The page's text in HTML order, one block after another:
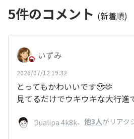
5件のコメント (新着順)
いずみ
2026/07/12 19:32
とってもかわいいです🥹🫶
見てるだけでウキウキな大行進
Dualipa 4k8k、 他3人がリアク